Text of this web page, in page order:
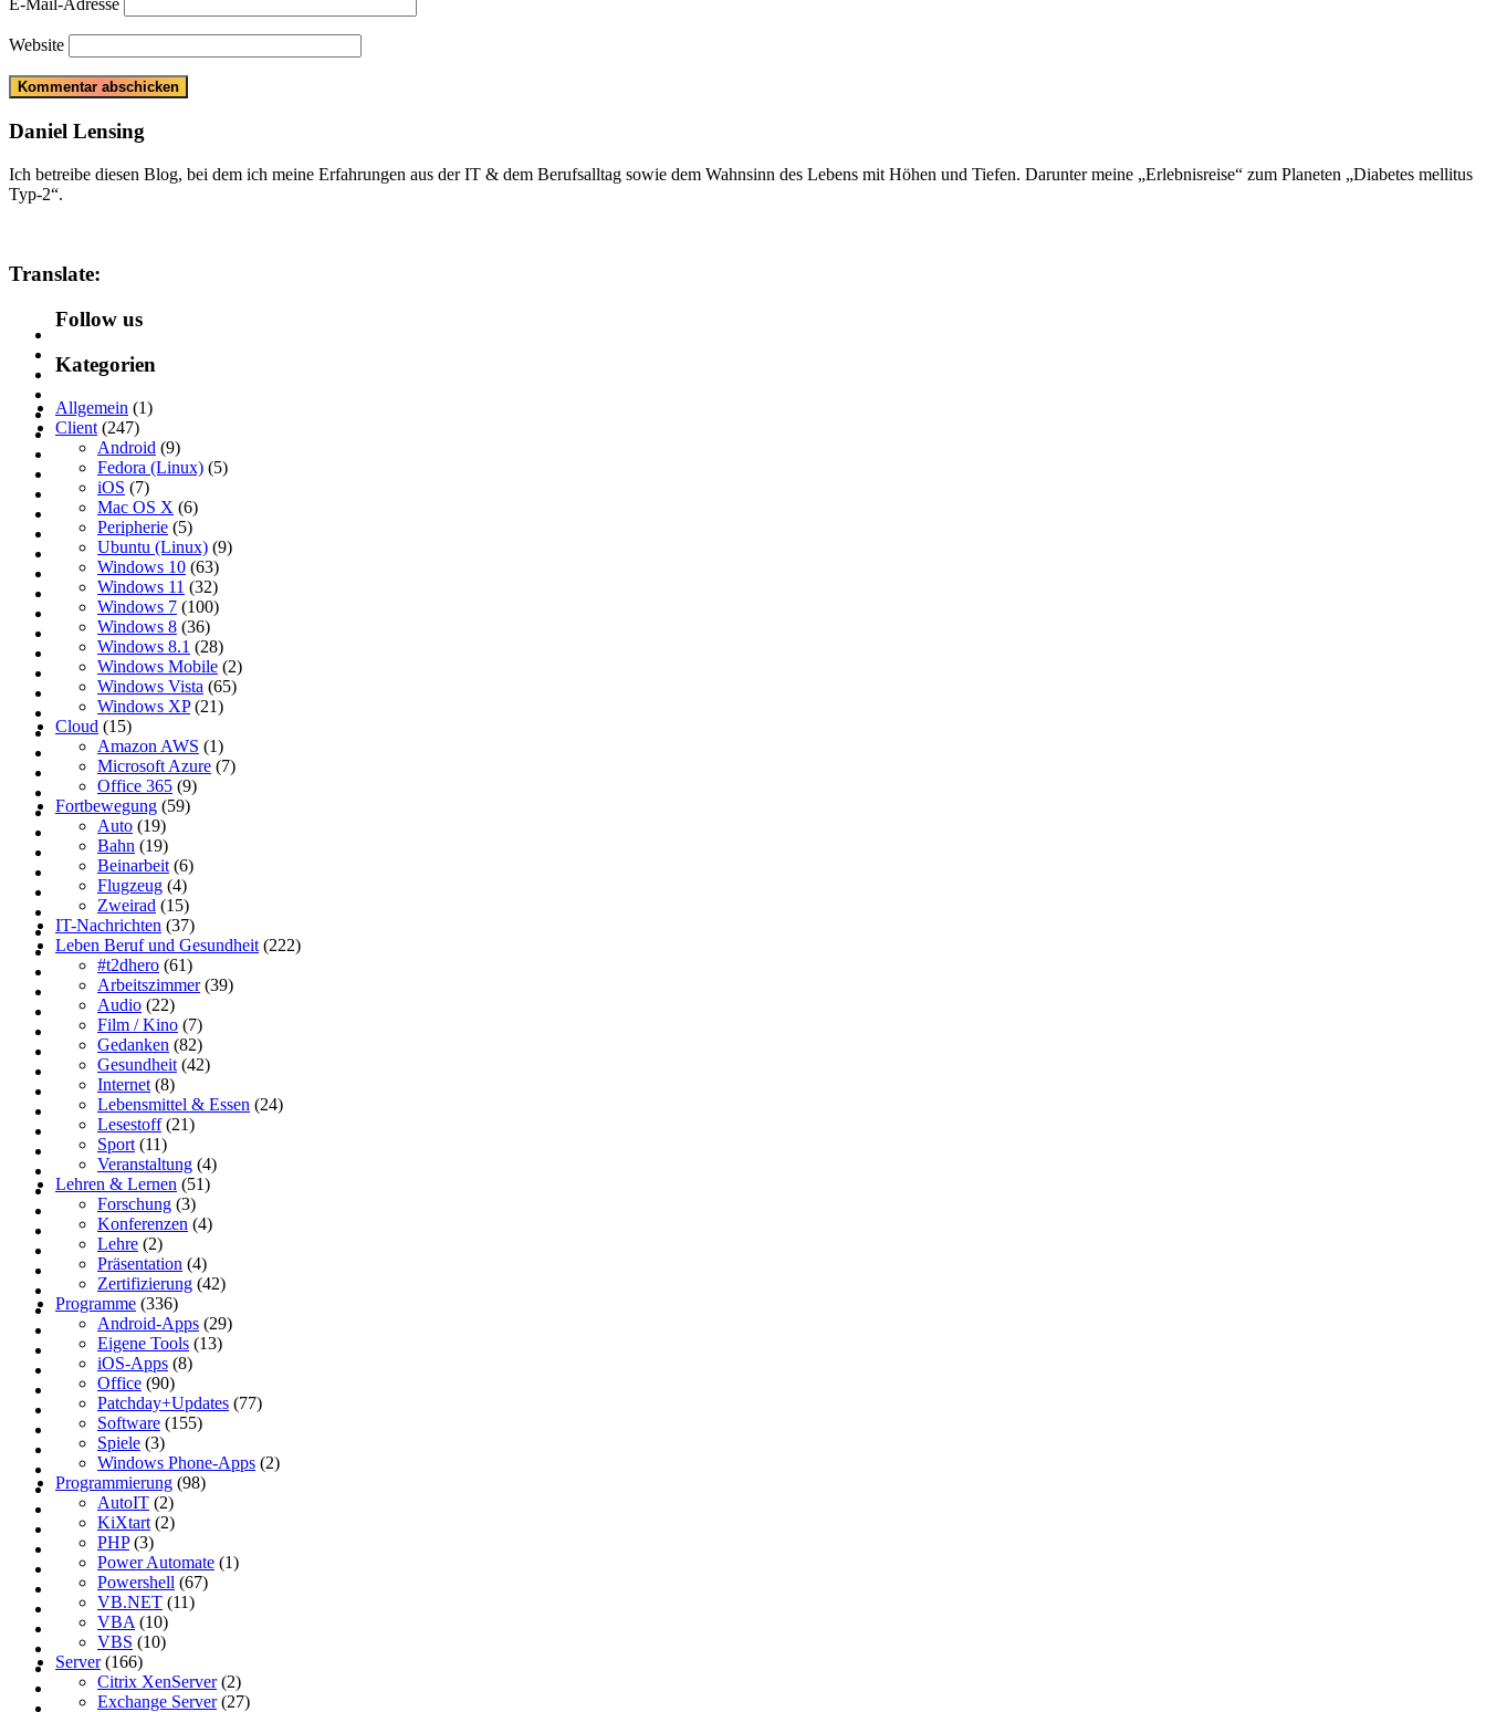
E-Mail-Adresse
Website
Daniel Lensing
Ich betreibe diesen Blog, bei dem ich meine Erfahrungen aus der IT & dem Berufsalltag sowie dem Wahnsinn des Lebens mit Höhen und Tiefen. Darunter meine „Erlebnisreise“ zum Planeten „Diabetes mellitus
Typ-2“.
Translate:
Follow us
Kategorien
Allgemein (1)
Client (247)
Android (9)
Fedora (Linux) (5)
iOS (7)
Mac OS X (6)
Peripherie (5)
Ubuntu (Linux) (9)
Windows 10 (63)
Windows 11 (32)
Windows 7 (100)
Windows 8 (36)
Windows 8.1 (28)
Windows Mobile (2)
Windows Vista (65)
Windows XP(21)
Cloud (15)
Amazon AWS (1)
Microsoft Azure (7)
Office 365 (9)
Fortbewegung (59)
Auto (19)
Bahn (19)
Beinarbeit (6)
Flugzeug (4)
Zweirad (15)
IT-Nachrichten (37)
Leben Beruf und Gesundheit (222)
#t2dhero (61)
Arbeitszimmer(39)
Audio (22)
Film / Kino (7)
Gedanken (82)
Gesundheit (42)
Internet (8)
Lebensmittel & Essen (24)
Lesestoff(21)
Sport (11)
Veranstaltung (4)
Lehren & Lernen (51)
Forschung (3)
Konferenzen (4)
Lehre (2)
Präsentation (4)
Zertifizierung (42)
Programme (336)
Android-Apps (29)
Eigene Tools (13)
iOS-Apps (8)
Office (90)
Patchday+Updates (77)
Software (155)
Spiele (3)
Windows Phone-Apps (2)
Programmierung (98)
AutoIT (2)
KiXtart (2)
PHP(3)
Power Automate (1)
Powershell (67)
VB.NET (11)
VBA (10)
VBS (10)
Server(166)
Citrix XenServer(2)
Exchange Server(27)